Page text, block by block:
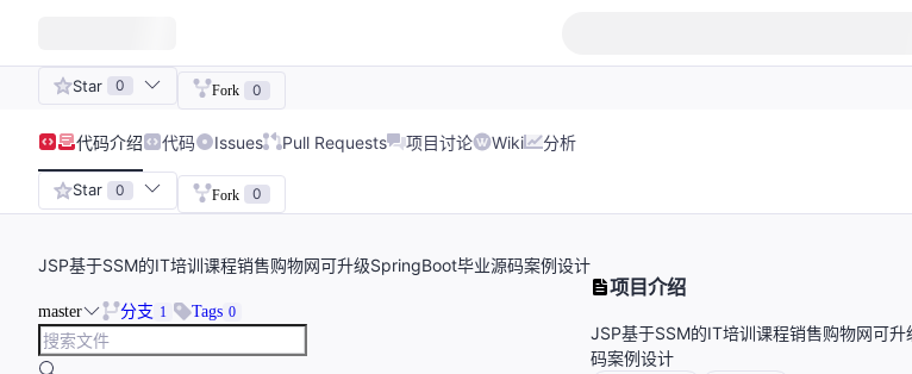
Star 0 Fork 0
代码介绍 代码 Issues Pull Requests 项目讨论 Wiki 分析
Star 0 Fork 0
JSP基于SSM的IT培训课程销售购物网可升级SpringBoot毕业源码案例设计
master 分支 1 Tags 0
项目介绍
JSP基于SSM的IT培训课程销售购物网可
码案例设计